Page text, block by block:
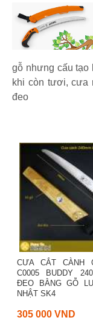
gỗ nhưng cấu tạo
khi còn tươi, cưa
đeo
CƯA CẮT CÀNH
C0005 BUDDY
ĐEO BẰNG GỖ
NHẬT SK4
305 000 VND